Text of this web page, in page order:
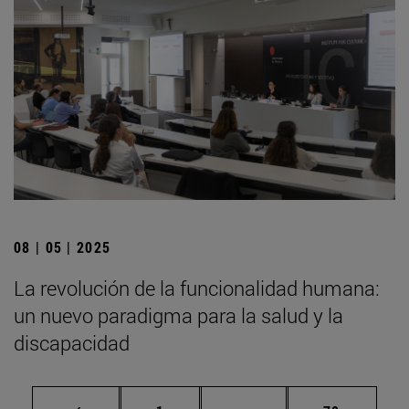
08 | 05 | 2025
La revolución de la funcionalidad humana:
un nuevo paradigma para la salud y la
discapacidad